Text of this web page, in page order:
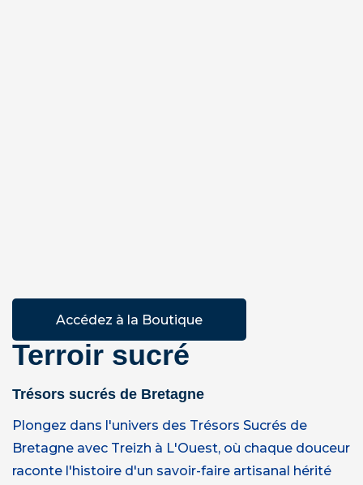
Accédez à la Boutique
Terroir sucré
Trésors sucrés de Bretagne
Plongez dans l'univers des Trésors Sucrés de
Bretagne avec Treizh à L'Ouest, où chaque douceur
raconte l'histoire d'un savoir-faire artisanal hérité